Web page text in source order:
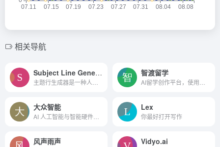
相关导航
Subject Line Generator 智渡留学
大众智能 Lex
你最好打开写作
风声雨声 Vidyo.ai